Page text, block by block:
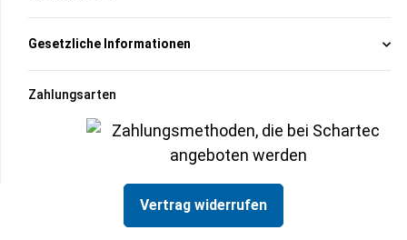
Gesetzliche Informationen
Zahlungsarten
Vertrag widerrufen